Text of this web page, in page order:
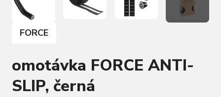
FORCE
omotávka FORCE ANTI-
SLIP, černá